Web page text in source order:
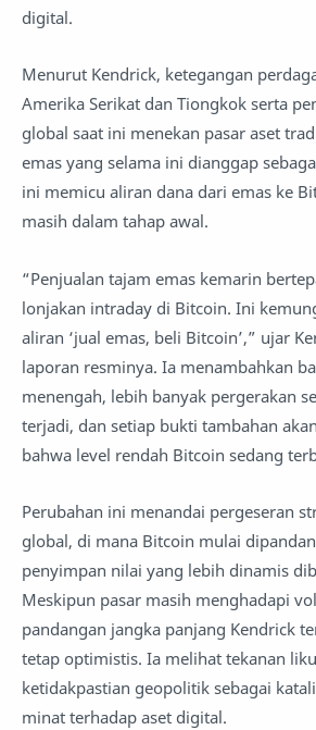
digital.
Menurut Kendrick, ketegangan
Amerika Serikat dan Tiongkok serta
global saat ini menekan pasar aset
emas yang selama ini dianggap
ini memicu aliran dana dari emas ke
masih dalam tahap awal.
“Penjualan tajam emas kemarin
lonjakan intraday di Bitcoin. Ini
aliran ‘jual emas, beli Bitcoin’,” ujar
laporan resminya. Ia menambahkan
menengah, lebih banyak pergerakan
terjadi, dan setiap bukti tambahan
bahwa level rendah Bitcoin sedang
Perubahan ini menandai pergeseran
global, di mana Bitcoin mulai
penyimpan nilai yang lebih dinamis
Meskipun pasar masih menghadapi
pandangan jangka panjang Kendrick
tetap optimistis. Ia melihat tekanan
ketidakpastian geopolitik sebagai
minat terhadap aset digital.